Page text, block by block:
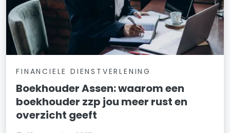
FINANCIELE DIENSTVERLENING
Boekhouder Assen: waarom een
boekhouder zzp jou meer rust en
overzicht geeft